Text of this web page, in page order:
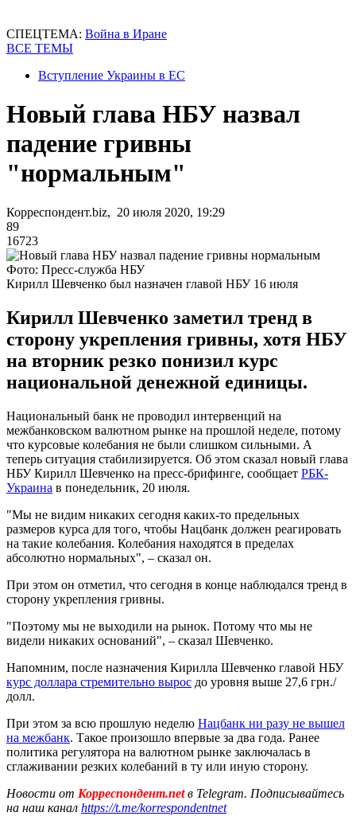
СПЕЦТЕМА: Война в Иране
ВСЕ ТЕМЫ
Вступление Украины в ЕС
Новый глава НБУ назвал
падение гривны
"нормальным"
Корреспондент.biz, 20 июля 2020, 19:29
89
16723
Фото: Пресс-служба НБУ
Кирилл Шевченко был назначен главой НБУ 16 июля
Кирилл Шевченко заметил тренд в
сторону укрепления гривны, хотя НБУ
на вторник резко понизил курс
национальной денежной единицы.
Национальный банк не проводил интервенций на
межбанковском валютном рынке на прошлой неделе, потому
что курсовые колебания не были слишком сильными. А
теперь ситуация стабилизируется. Об этом сказал новый глава
НБУ Кирилл Шевченко на пресс-брифинге, сообщает РБК-
Украина в понедельник, 20 июля.
"Мы не видим никаких сегодня каких-то предельных
размеров курса для того, чтобы Нацбанк должен реагировать
на такие колебания. Колебания находятся в пределах
абсолютно нормальных", – сказал он.
При этом он отметил, что сегодня в конце наблюдался тренд в
сторону укрепления гривны.
"Поэтому мы не выходили на рынок. Потому что мы не
видели никаких оснований", – сказал Шевченко.
Напомним, после назначения Кирилла Шевченко главой НБУ
курс доллара стремительно вырос до уровня выше 27,6 грн./
долл.
При этом за всю прошлую неделю Нацбанк ни разу не вышел
на межбанк. Такое произошло впервые за два года. Ранее
политика регулятора на валютном рынке заключалась в
сглаживании резких колебаний в ту или иную сторону.
Новости от Корреспондент.netв Telegram. Подписывайтесь
на наш канал https://t.me/korrespondentnet